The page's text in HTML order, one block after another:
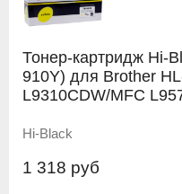
Тонер-картридж Hi-
910Y) для Brother
L9310CDW/MFC
Hi-Black
1 318 руб